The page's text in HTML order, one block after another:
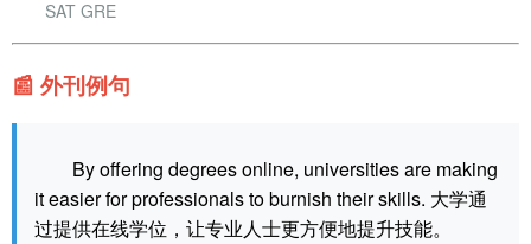
SAT GRE
📰 外刊例句
By offering degrees online, universities are making
it easier for professionals to burnish their skills. 大学通
过提供在线学位，让专业人士更方便地提升技能。